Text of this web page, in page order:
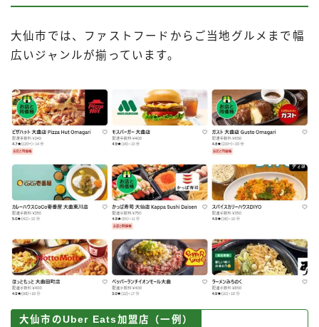
大仙市では、ファストフードからご当地グルメまで幅
広いジャンルが揃っています。
大仙市のUber Eats加盟店（一例）